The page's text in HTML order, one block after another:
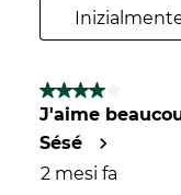
4 su 5 stelle.
J'aime
Sésé
2 mesi fa